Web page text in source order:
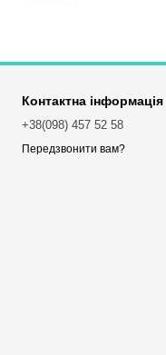
Контактна інформація
+38(098) 457 52 58
Передзвонити вам?